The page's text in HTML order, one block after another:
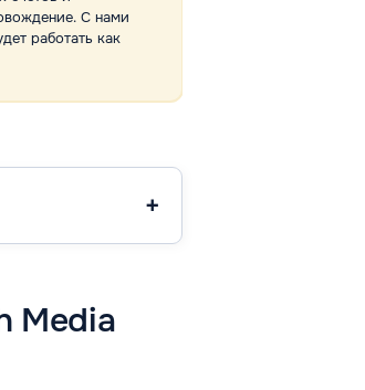
С нами
работать как
Media